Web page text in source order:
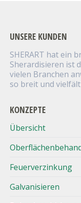
UNSERE KUNDEN
SHERART hat ein
Sherardisieren ist
vielen Branchen
so breit und
KONZEPTE
Übersicht
Feuerverzinkung
Galvanisieren